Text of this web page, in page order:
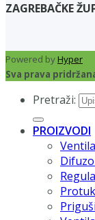
ZAGREBAČKE
Powered byHyper
Sva prava
Pretraži:
PROIZVODI